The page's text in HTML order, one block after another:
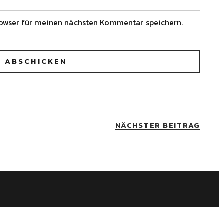
für meinen nächsten Kommentar speichern.
NÄCHSTER BEITRAG